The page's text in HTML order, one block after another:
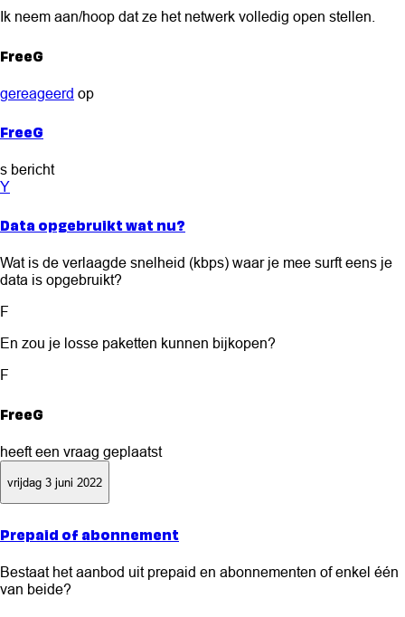
Ik neem aan/hoop dat ze het netwerk volledig open stellen.
FreeG
gereageerd op
FreeG
s bericht
Y
Data opgebruikt wat nu?
Wat is de verlaagde snelheid (kbps) waar je mee surft eens je
data is opgebruikt?
F
En zou je losse paketten kunnen bijkopen?
F
FreeG
heeft een vraag geplaatst
vrijdag 3 juni 2022
Prepaid of abonnement
Bestaat het aanbod uit prepaid en abonnementen of enkel één
van beide?